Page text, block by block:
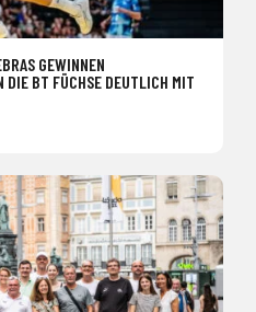
GEWINNEN
DIE BT FÜCHSE DEUTLICH MIT